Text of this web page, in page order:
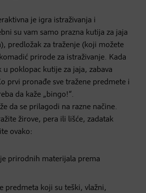
je igra istraživanja i
su vam samo prazna kutija za jaja
predložak za traženje (koji možete
prirode za istraživanje. Kada
u poklopac kutije za jaja, zabava
prvi pronađe sve tražene predmete i
da kaže „bingo!“.
da se prilagodi na razne načine.
žirove, pera ili lišće, zadatak
ovako:
prirodnih materijala prema
predmeta koji su teški, vlažni,